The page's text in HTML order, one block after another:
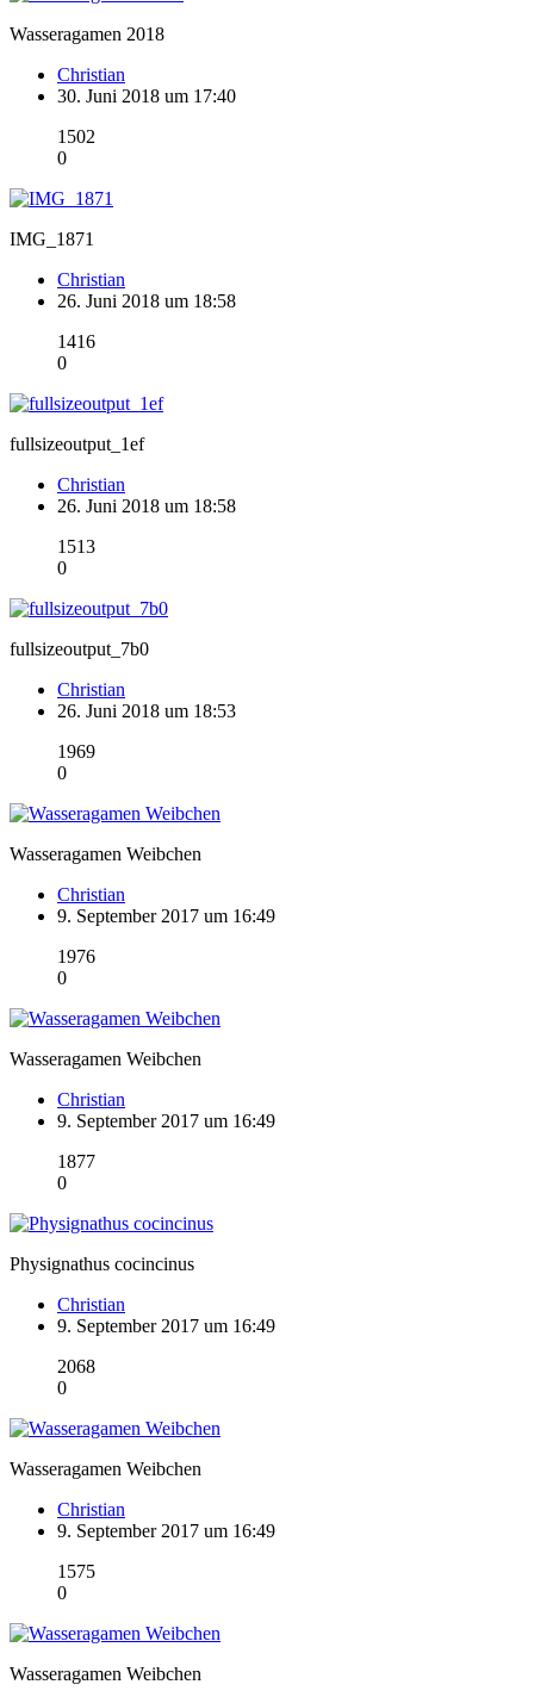
Wasseragamen 2018
Christian
30. Juni 2018 um 17:40
1502
0
IMG_1871
Christian
26. Juni 2018 um 18:58
1416
0
fullsizeoutput_1ef
Christian
26. Juni 2018 um 18:58
1513
0
fullsizeoutput_7b0
Christian
26. Juni 2018 um 18:53
1969
0
Wasseragamen Weibchen
Christian
9. September 2017 um 16:49
1976
0
Wasseragamen Weibchen
Christian
9. September 2017 um 16:49
1877
0
Physignathus cocincinus
Christian
9. September 2017 um 16:49
2068
0
Wasseragamen Weibchen
Christian
9. September 2017 um 16:49
1575
0
Wasseragamen Weibchen